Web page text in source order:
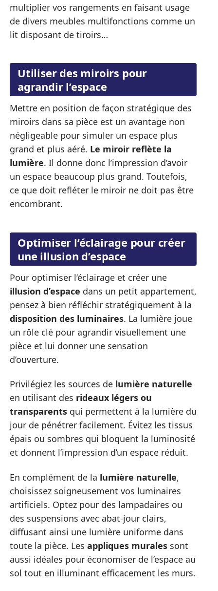
multiplier vos rangements en faisant usage
de divers meubles multifonctions comme un
lit disposant de tiroirs…
Utiliser des miroirs pour
agrandir l’espace
Mettre en position de façon stratégique des
miroirs dans sa pièce est un avantage non
négligeable pour simuler un espace plus
grand et plus aéré. Le miroir reflète la
lumière. Il donne donc l’impression d’avoir
un espace beaucoup plus grand. Toutefois,
ce que doit refléter le miroir ne doit pas être
encombrant.
Optimiser l’éclairage pour créer
une illusion d’espace
Pour optimiser l’éclairage et créer une
illusion d’espace dans un petit appartement,
pensez à bien réfléchir stratégiquement à la
disposition des luminaires. La lumière joue
un rôle clé pour agrandir visuellement une
pièce et lui donner une sensation
d’ouverture.
Privilégiez les sources de lumière naturelle
en utilisant des rideaux légers ou
transparents qui permettent à la lumière du
jour de pénétrer facilement. Évitez les tissus
épais ou sombres qui bloquent la luminosité
et donnent l’impression d’un espace réduit.
En complément de la lumière naturelle,
choisissez soigneusement vos luminaires
artificiels. Optez pour des lampadaires ou
des suspensions avec abat-jour clairs,
diffusant ainsi une lumière uniforme dans
toute la pièce. Les appliques murales sont
aussi idéales pour économiser de l’espace au
sol tout en illuminant efficacement les murs.